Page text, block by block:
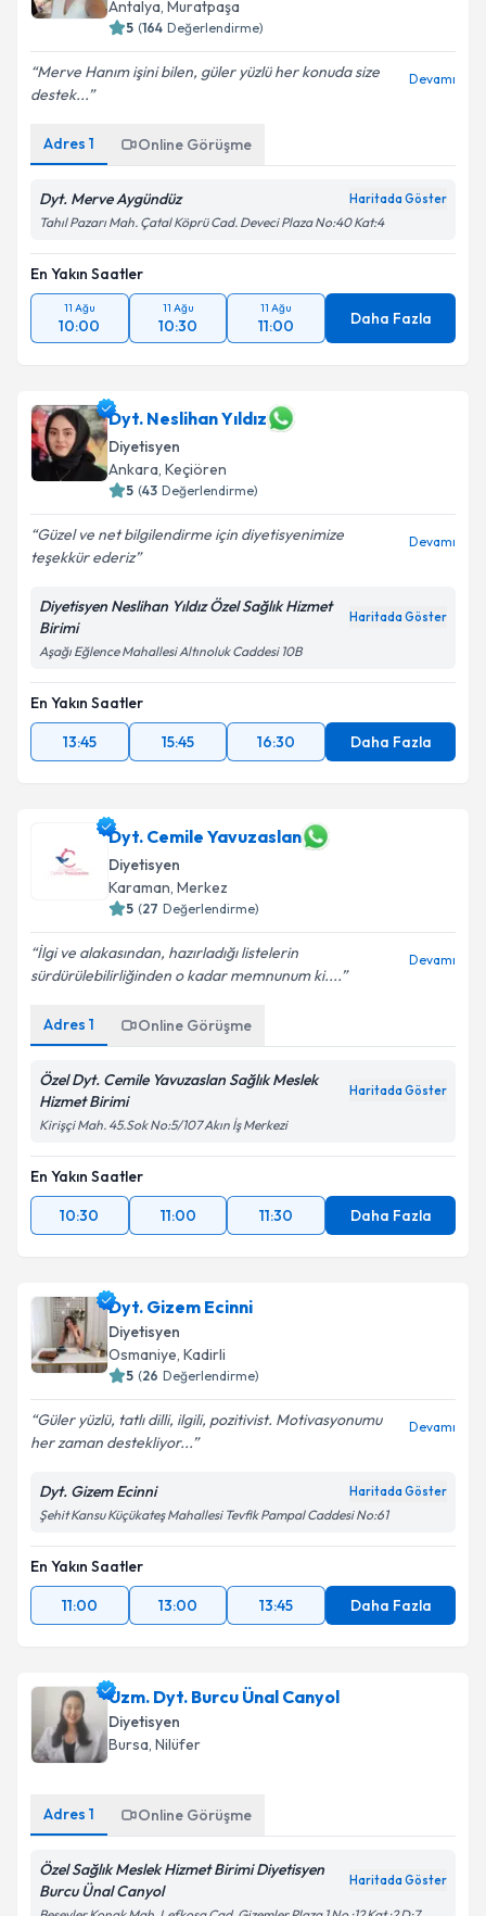
Antalya, Muratpaşa
5 (164 Değerlendirme)
Merve Hanım işini bilen, güler yüzlü her konuda size
destek...
Devamı
Adres 1 Online Görüşme
Dyt. Merve Aygündüz Haritada Göster
Tahıl Pazarı Mah. Çatal Köprü Cad. Deveci Plaza No:40 Kat:4
En Yakın Saatler
11 Ağu
10:00
11 Ağu
10:30
11 Ağu
11:00 Daha Fazla
Dyt. Neslihan Yıldız
Diyetisyen
Ankara, Keçiören
5 (43 Değerlendirme)
Güzel ve net bilgilendirme için diyetisyenimize
teşekkür ederiz
Devamı
Diyetisyen Neslihan Yıldız Özel Sağlık Hizmet
Birimi
Haritada Göster
Aşağı Eğlence Mahallesi Altınoluk Caddesi 10B
En Yakın Saatler
13:45
15:45 16:30 Daha Fazla
Dyt. Cemile Yavuzaslan
Diyetisyen
Karaman, Merkez
5 (27 Değerlendirme)
İlgi ve alakasından, hazırladığı listelerin
sürdürülebilirliğinden o kadar memnunum ki....
Devamı
Adres 1 Online Görüşme
Özel Dyt. Cemile Yavuzaslan Sağlık Meslek
Hizmet Birimi
Haritada Göster
Kirişçi Mah. 45.Sok No:5/107 Akın İş Merkezi
En Yakın Saatler
10:30
11:00 11:30 Daha Fazla
Dyt. Gizem Ecinni
Diyetisyen
Osmaniye, Kadirli
5 (26 Değerlendirme)
Güler yüzlü, tatlı dilli, ilgili, pozitivist. Motivasyonumu
her zaman destekliyor...
Devamı
Dyt. Gizem Ecinni Haritada Göster
Şehit Kansu Küçükateş Mahallesi Tevfik Pampal Caddesi No:61
En Yakın Saatler
11:00
13:00 13:45 Daha Fazla
Uzm. Dyt. Burcu Ünal Canyol
Diyetisyen
Bursa, Nilüfer
Adres 1 Online Görüşme
Özel Sağlık Meslek Hizmet Birimi Diyetisyen
Burcu Ünal Canyol
Haritada Göster